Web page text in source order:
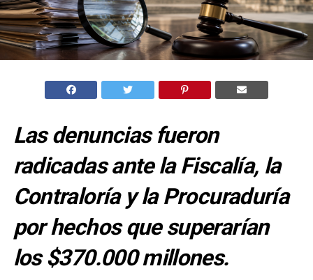
Las denuncias fueron
radicadas ante la Fiscalía, la
Contraloría y la Procuraduría
por hechos que superarían
los $370.000 millones.